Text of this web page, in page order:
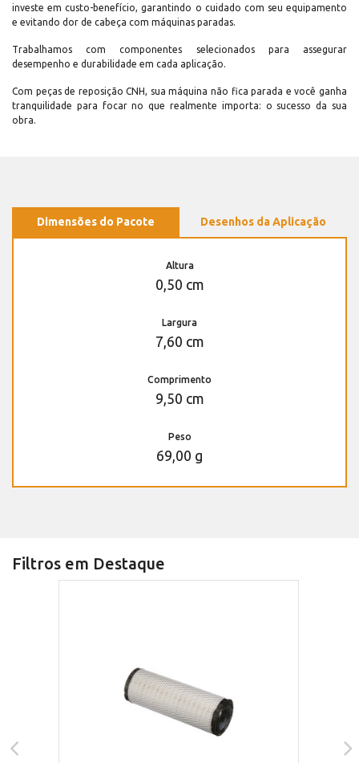
investe em custo-benefício, garantindo o cuidado com seu equipamento
e evitando dor de cabeça com máquinas paradas.
Trabalhamos com componentes selecionados para assegurar
desempenho e durabilidade em cada aplicação.
Com peças de reposição CNH, sua máquina não fica parada e você ganha
tranquilidade para focar no que realmente importa: o sucesso da sua
obra.
Dimensões do Pacote Desenhos da Aplicação
Altura
0,50 cm
Largura
7,60 cm
Comprimento
9,50 cm
Peso
69,00 g
Filtros em Destaque